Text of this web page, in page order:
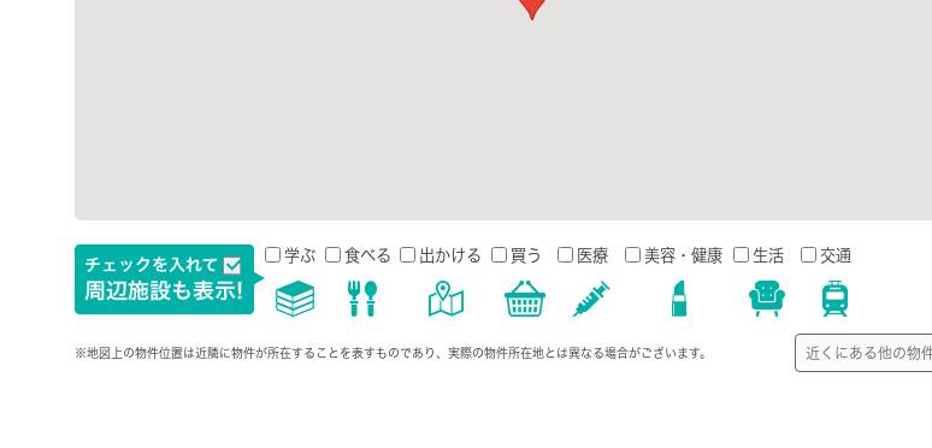
学ぶ 食べる 出かける 買う 医療 美容・健康 生活 交通
※地図上の物件位置は近隣に物件が所在することを表すものであり、実際の物件所在地とは異なる場合がございます。 近くにある他の物